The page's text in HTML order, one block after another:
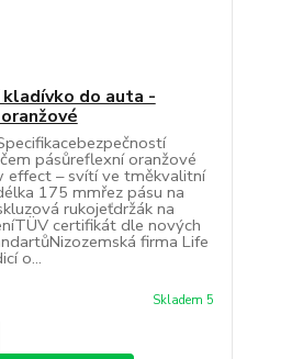
do auta -
pásůreflexní oranžové
effect – svítí ve tměkvalitní
175 mmřez pásu na
rukojeťdržák na
certifikát dle nových
firma Life
o...
Skladem 5